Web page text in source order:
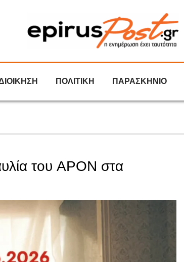
ΠΟΛΙΤΙΚΗ ΠΑΡΑΣΚΗΝΙΟ
του APON στα